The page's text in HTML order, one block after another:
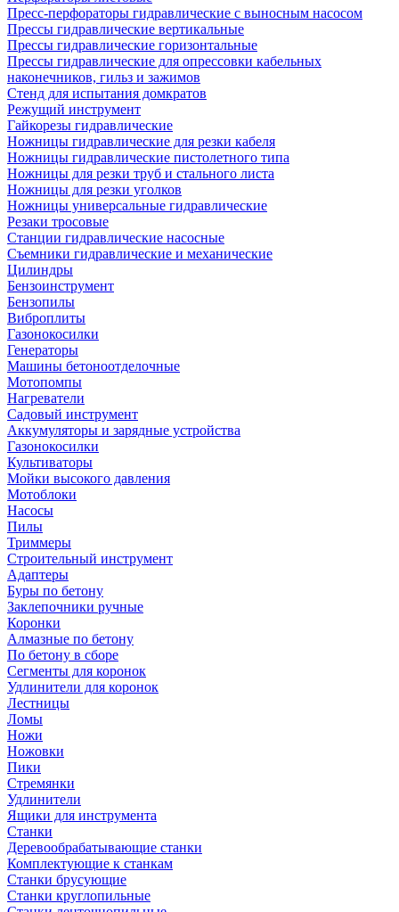
Пресс-перфораторы гидравлические с выносным насосом
Прессы гидравлические вертикальные
Прессы гидравлические горизонтальные
Прессы гидравлические для опрессовки кабельных
наконечников, гильз и зажимов
Стенд для испытания домкратов
Режущий инструмент
Гайкорезы гидравлические
Ножницы гидравлические для резки кабеля
Ножницы гидравлические пистолетного типа
Ножницы для резки труб и стального листа
Ножницы для резки уголков
Ножницы универсальные гидравлические
Резаки тросовые
Станции гидравлические насосные
Съемники гидравлические и механические
Цилиндры
Бензоинструмент
Бензопилы
Виброплиты
Газонокосилки
Генераторы
Машины бетоноотделочные
Мотопомпы
Нагреватели
Садовый инструмент
Аккумуляторы и зарядные устройства
Газонокосилки
Культиваторы
Мойки высокого давления
Мотоблоки
Насосы
Пилы
Триммеры
Строительный инструмент
Адаптеры
Буры по бетону
Заклепочники ручные
Коронки
Алмазные по бетону
По бетону в сборе
Сегменты для коронок
Удлинители для коронок
Лестницы
Ломы
Ножи
Ножовки
Пики
Стремянки
Удлинители
Ящики для инструмента
Станки
Деревообрабатывающие станки
Комплектующие к станкам
Станки брусующие
Станки круглопильные